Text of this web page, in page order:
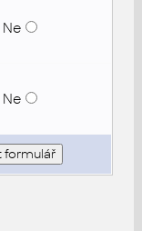
Ne
Ne